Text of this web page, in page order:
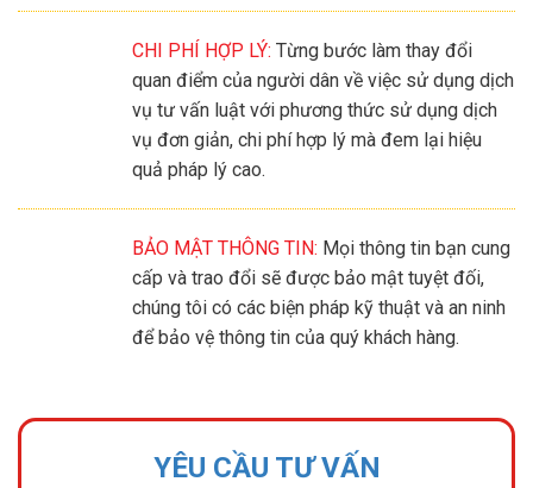
CHI PHÍ HỢP LÝ: Từng bước làm thay đổi
quan điểm của người dân về việc sử dụng dịch
vụ tư vấn luật với phương thức sử dụng dịch
vụ đơn giản, chi phí hợp lý mà đem lại hiệu
quả pháp lý cao.
BẢO MẬT THÔNG TIN: Mọi thông tin bạn cung
cấp và trao đổi sẽ được bảo mật tuyệt đối,
chúng tôi có các biện pháp kỹ thuật và an ninh
để bảo vệ thông tin của quý khách hàng.
YÊU CẦU TƯ VẤN